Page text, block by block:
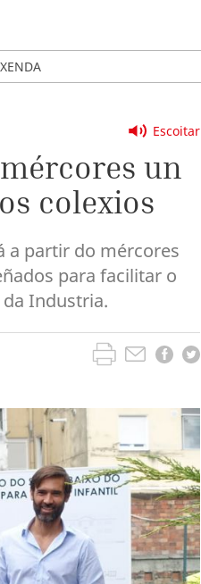
Escoitar
un
colexios
a partir do mércores
para facilitar o
Industria.